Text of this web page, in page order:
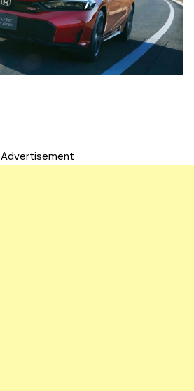
Advertisement